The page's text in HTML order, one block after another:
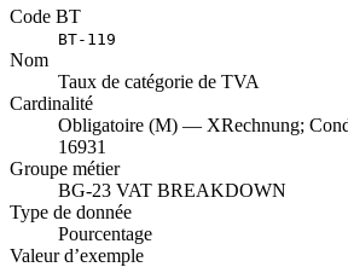
Code BT
BT-119
Nom
Taux de catégorie de TVA
Cardinalité
Obligatoire (M) — XRechnung;
16931
Groupe métier
BG-23 VAT BREAKDOWN
Type de donnée
Pourcentage
Valeur d’exemple